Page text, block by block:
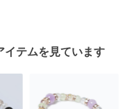
イテムを見ています